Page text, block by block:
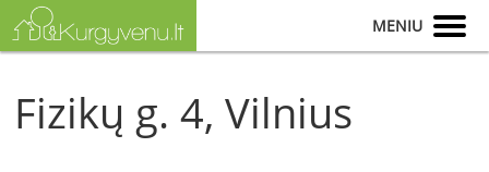
MENIU
Fizikų g. 4, Vilnius